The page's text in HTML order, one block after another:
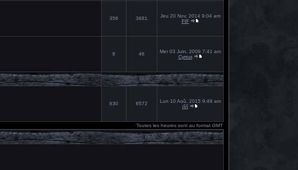
356 3681
Jeu 20 Nov, 2014 9:04 am
FIF
8 46
Mer 03 Juin, 2009 7:41 am
Cyrrus
630 6572
Lun 10 Aoû, 2015 9:49 am
rîrî
Toutes les heures sont au format GMT